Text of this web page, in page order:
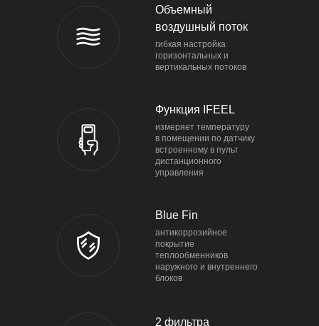
Объемный
воздушный поток
гибкая настройка
горизонтальных и
вертикальных потоков
Функция IFEEL
измеряет температуру
в помещении по датчику
встроенному в пульт
дистанционного
управления
Blue Fin
антикоррозийное
покрытие
теплообменников
наружного и внутреннего
блоков
2 фильтра